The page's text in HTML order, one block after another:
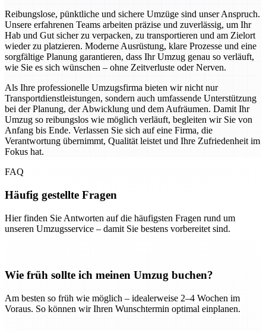
Reibungslose, pünktliche und sichere Umzüge sind unser Anspruch.
Unsere erfahrenen Teams arbeiten präzise und zuverlässig, um Ihr
Hab und Gut sicher zu verpacken, zu transportieren und am Zielort
wieder zu platzieren. Moderne Ausrüstung, klare Prozesse und eine
sorgfältige Planung garantieren, dass Ihr Umzug genau so verläuft,
wie Sie es sich wünschen – ohne Zeitverluste oder Nerven.
Als Ihre professionelle Umzugsfirma bieten wir nicht nur
Transportdienstleistungen, sondern auch umfassende Unterstützung
bei der Planung, der Abwicklung und dem Aufräumen. Damit Ihr
Umzug so reibungslos wie möglich verläuft, begleiten wir Sie von
Anfang bis Ende. Verlassen Sie sich auf eine Firma, die
Verantwortung übernimmt, Qualität leistet und Ihre Zufriedenheit im
Fokus hat.
FAQ
Häufig gestellte Fragen
Hier finden Sie Antworten auf die häufigsten Fragen rund um
unseren Umzugsservice – damit Sie bestens vorbereitet sind.
Wie früh sollte ich meinen Umzug buchen?
Am besten so früh wie möglich – idealerweise 2–4 Wochen im
Voraus. So können wir Ihren Wunschtermin optimal einplanen.